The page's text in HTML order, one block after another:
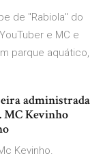
de "Rabiola" do
e MC e
parque aquático,
administrada
MC Kevinho
Kevinho.